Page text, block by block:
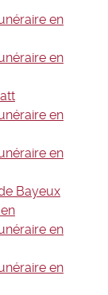
en
en
en
en
Bayeux
en
en